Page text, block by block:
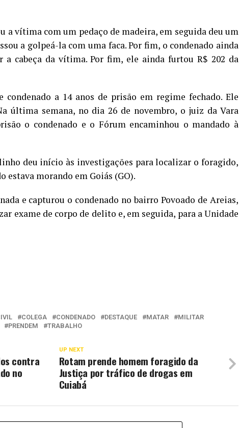
a vítima com um pedaço de madeira, em seguida deu um
a golpeá-la com uma faca. Por fim, o condenado ainda
cabeça da vítima. Por fim, ele ainda furtou R$ 202 da
a 14 anos de prisão em regime fechado. Ele
última semana, no dia 26 de novembro, o juiz da Vara
o condenado e o Fórum encaminhou o mandado à
deu início às investigações para localizar o foragido,
estava morando em Goiás (GO).
e capturou o condenado no bairro Povoado de Areias,
exame de corpo de delito e, em seguida, para a Unidade
COLEGA CONDENADO DESTAQUE MATAR
MILITAR
PRENDEM TRABALHO
UP NEXT
Rotam prende homem foragido da
Justiça por tráfico de drogas em
Cuiabá
contra
no